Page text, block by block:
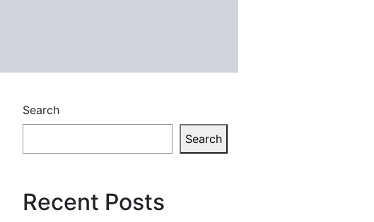
Search
Search
Recent Posts